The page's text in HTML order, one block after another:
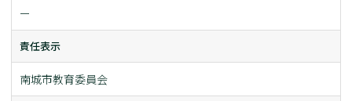
ー
責任表示
南城市教育委員会